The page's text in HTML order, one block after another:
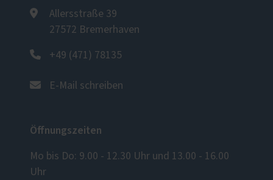
Allersstraße 39
27572 Bremerhaven
+49 (471) 78135
E-Mail schreiben
Öffnungszeiten
Mo bis Do: 9.00 - 12.30 Uhr und 13.00 - 16.00
Uhr